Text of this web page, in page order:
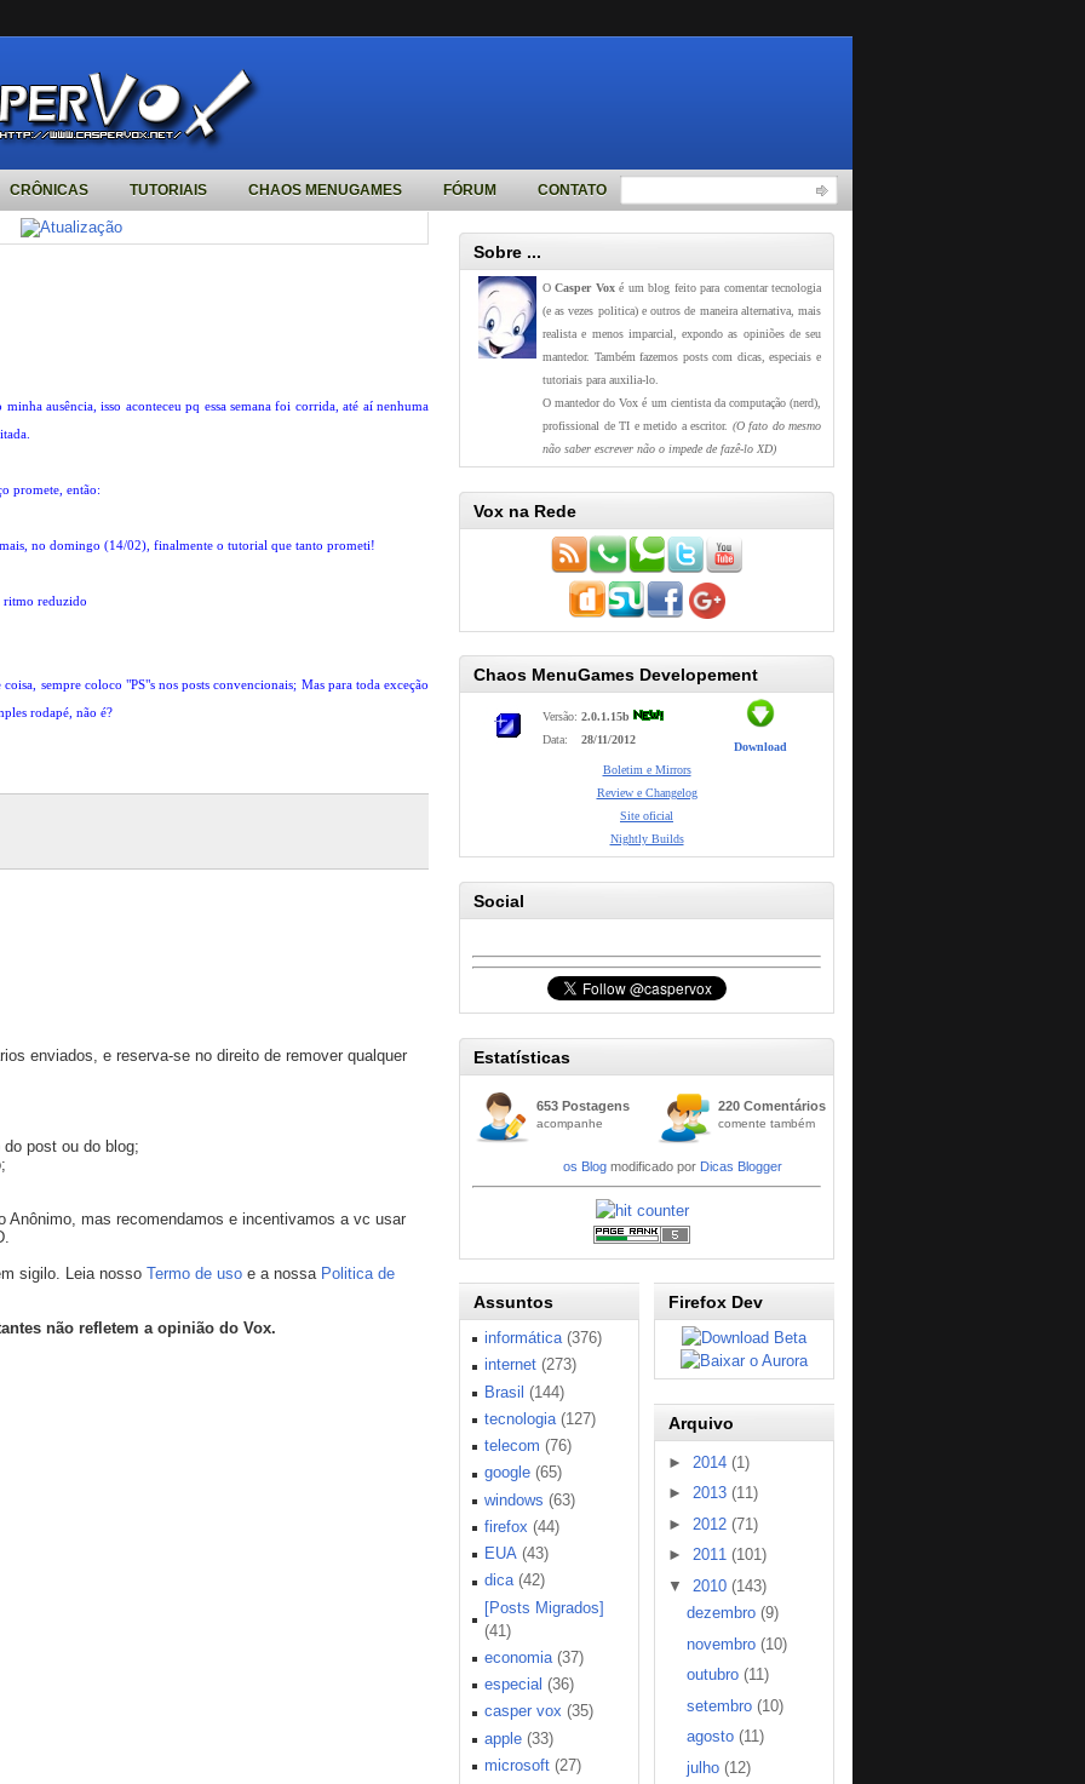
CRÔNICAS TUTORIAIS CHAOS MENUGAMES FÓRUM CONTATO
ausência, isso aconteceu pq essa semana foi corrida, até aí nenhuma
promete, então:
no domingo (14/02), finalmente o tutorial que tanto prometi!
ritmo reduzido
sempre coloco "PS"s nos posts convencionais; Mas para toda exceção
rodapé, não é?
enviados, e reserva-se no direito de remover qualquer
post ou do blog;
Anônimo, mas recomendamos e incentivamos a vc usar
sigilo. Leia nosso Termo de uso e a nossa Politica de
não refletem a opinião do Vox.
Sobre ...
OCasper Voxé um blog feito para comentar tecnologia
(e as vezes politica) e outros de maneira alternativa, mais
realista e menos imparcial, expondo as opiniões de seu
mantedor. Também fazemos posts com dicas, especiais e
tutoriais para auxilia-lo.
O mantedor do Vox é um cientista da computação (nerd),
profissional de TI e metido a escritor. (O fato do mesmo
não saber escrever não o impede de fazê-lo XD)
Vox na Rede
Chaos MenuGames Developement
Versão: 2.0.1.15b
Data:
28/11/2012
Download
Boletim e Mirrors
Review e Changelog
Site oficial
Nightly Builds
Social
Estatísticas
653 Postagens
acompanhe
220 Comentários
comente também
os Blogmodificado por Dicas Blogger
Assuntos
informática (376)
internet (273)
Brasil (144)
tecnologia (127)
telecom (76)
google (65)
windows (63)
firefox (44)
EUA (43)
dica (42)
[Posts Migrados]
(41)
economia (37)
especial (36)
casper vox (35)
apple (33)
microsoft (27)
Firefox Dev
Arquivo
► 2014(1)
►2013(11)
► 2012(71)
►2011(101)
▼
2010(143)
dezembro (9)
novembro (10)
outubro (11)
setembro (10)
agosto (11)
julho (12)